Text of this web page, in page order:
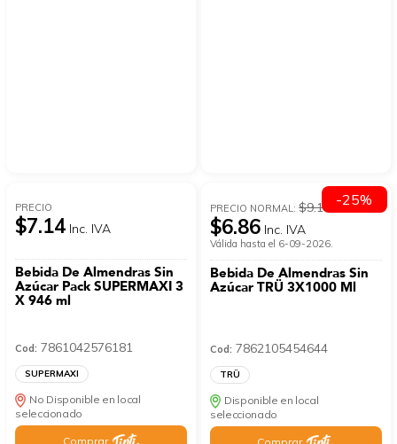
PRECIO
$7.14 Inc. IVA
Bebida De Almendras Sin
Azúcar Pack SUPERMAXI 3
X 946 ml
Cod: 7861042576181
SUPERMAXI
No Disponible en local
seleccionado
Comprar
PRECIO NORMAL:$9.14
$6.86 Inc. IVA
Válida hasta el 6-09-2026.
Bebida De Almendras Sin
Azúcar TRÜ 3X1000 Ml
Cod: 7862105454644
TRÜ
Disponible en local
seleccionado
-25%